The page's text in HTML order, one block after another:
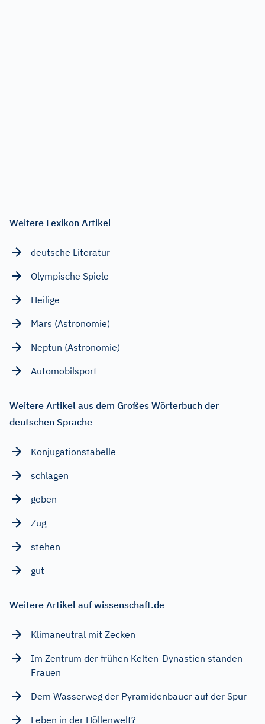
Weitere Lexikon Artikel
deutsche Literatur
Olympische Spiele
Heilige
Mars (Astronomie)
Neptun (Astronomie)
Automobilsport
Weitere Artikel aus dem Großes Wörterbuch der
deutschen Sprache
Konjugationstabelle
schlagen
geben
Zug
stehen
gut
Weitere Artikel auf wissenschaft.de
Klimaneutral mit Zecken
Im Zentrum der frühen Kelten-Dynastien standen
Frauen
Dem Wasserweg der Pyramidenbauer auf der Spur
Leben in der Höllenwelt?